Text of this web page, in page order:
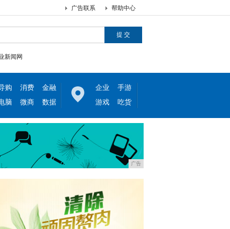
帮助中心
广告联系
新闻网
购 消费
金融
脑 微商 数据
企业
手游
游戏
吃货
广告